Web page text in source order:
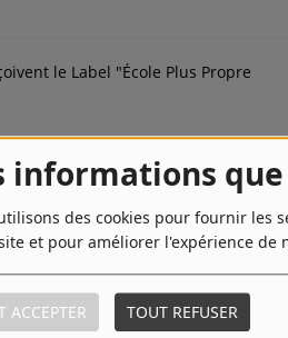
informations
des cookies pour fournir les
et pour améliorer l'expérience de
ACCEPTER TOUT REFUSER
le Label "École Plus Propre
avec une fresque